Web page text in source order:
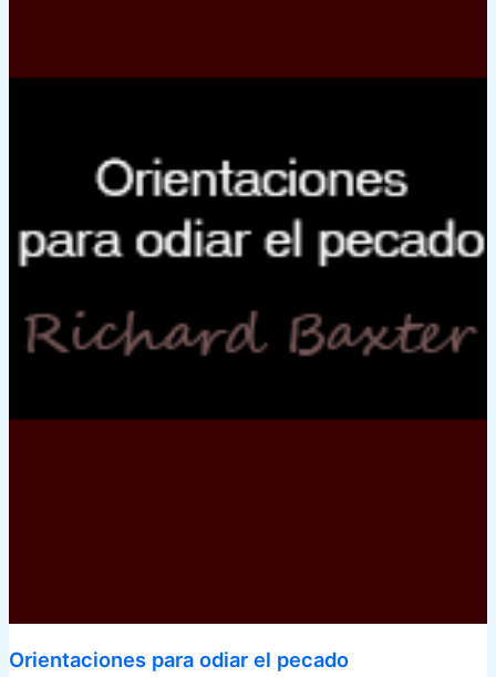
Orientaciones para odiar el pecado